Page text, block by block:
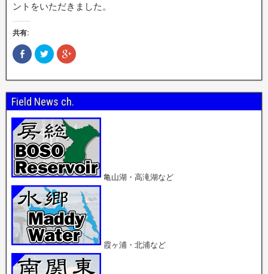
ントをいただきました。
共有:
F
a
b
o
k
で
共
有
(
新
し
い
ウ
ィ
ン
ウ
で
開
き
ま
す
)
ク
リ
し
T
w
i
t
t
e
r
で
共
有
(
新
い
ウ
ィ
ン
ド
ウ
で
開
き
ま
す
)
ク
リ
し
G
o
o
g
l
e
+
で
有
(
新
い
ン
ド
ウ
で
開
き
ま
す
)
Field News ch.
亀山湖・高滝湖など
霞ヶ浦・北浦など